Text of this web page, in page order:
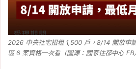
2026 中央社宅招租 1,500 戶，8/14 開放申
區 6 案資格一次看（圖源：國家住都中心 FB